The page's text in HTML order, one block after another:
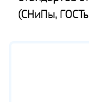
(СНиПы,